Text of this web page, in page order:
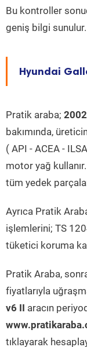
Bu kontroller
geniş bilgi sunulur.
Hyundai
Pratik araba;
bakımında,
( API - ACEA -
motor yağ
tüm yedek
Ayrıca Pratik
işlemlerini; TS
tüketici koruma
Pratik Araba,
fiyatlarıyla
v6 II aracın
tıklayarak